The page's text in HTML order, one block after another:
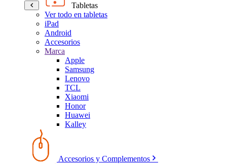
Tabletas
Ver todo en tabletas
iPad
Android
Accesorios
Marca
Apple
Samsung
Lenovo
TCL
Xiaomi
Honor
Huawei
Kalley
Accesorios y Complementos